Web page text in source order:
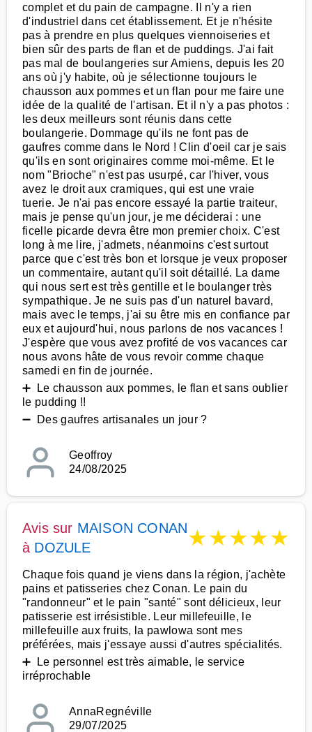
complet et du pain de campagne. Il n'y a rien
d'industriel dans cet établissement. Et je n'hésite
pas à prendre en plus quelques viennoiseries et
bien sûr des parts de flan et de puddings. J'ai fait
pas mal de boulangeries sur Amiens, depuis les 20
ans où j'y habite, où je sélectionne toujours le
chausson aux pommes et un flan pour me faire une
idée de la qualité de l'artisan. Et il n'y a pas photos :
les deux meilleurs sont réunis dans cette
boulangerie. Dommage qu'ils ne font pas de
gaufres comme dans le Nord ! Clin d'oeil car je sais
qu'ils en sont originaires comme moi-même. Et le
nom "Brioche" n'est pas usurpé, car l'hiver, vous
avez le droit aux cramiques, qui est une vraie
tuerie. Je n'ai pas encore essayé la partie traiteur,
mais je pense qu'un jour, je me déciderai : une
ficelle picarde devra être mon premier choix. C'est
long à me lire, j'admets, néanmoins c'est surtout
parce que c'est très bon et lorsque je veux proposer
un commentaire, autant qu'il soit détaillé. La dame
qui nous sert est très gentille et le boulanger très
sympathique. Je ne suis pas d'un naturel bavard,
mais avec le temps, j'ai su être mis en confiance par
eux et aujourd'hui, nous parlons de nos vacances !
J'espère que vous avez profité de vos vacances car
nous avons hâte de vous revoir comme chaque
samedi en fin de journée.
➕ Le chausson aux pommes, le flan et sans oublier
le pudding !!
➖ Des gaufres artisanales un jour ?
Geoffroy
24/08/2025
Avis sur MAISON CONAN
à DOZULE ★★★★★
Chaque fois quand je viens dans la région, j'achète
pains et patisseries chez Conan. Le pain du
"randonneur" et le pain "santé" sont délicieux, leur
patisserie est irrésistible. Leur millefeuille, le
millefeuille aux fruits, la pawlowa sont mes
préférées, mais j'essaye aussi d'autres spécialités.
➕ Le personnel est très aimable, le service
irréprochable
AnnaRegnéville
29/07/2025